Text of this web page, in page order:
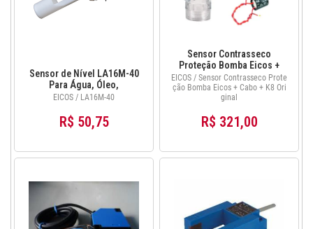
Sensor de Nível LA16M-40
Para Água, Óleo,
Combustíveis e
EICOS / LA16M-40
R$ 50,75
Sensor Contrasseco
Proteção Bomba Eicos +
Cabo 2m + K8 Original
EICOS / Sensor Contrasseco Prote
ção Bomba Eicos + Cabo + K8 Ori
ginal
R$ 321,00